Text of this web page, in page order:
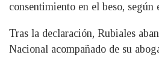
consentimiento en el beso, según
Tras la declaración, Rubiales
Nacional acompañado de su